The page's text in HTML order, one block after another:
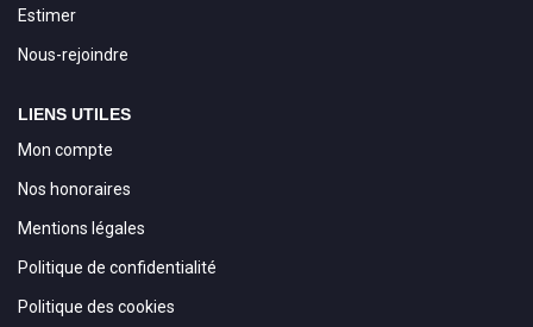
Estimer
Nous-rejoindre
LIENS UTILES
Mon compte
Nos honoraires
Mentions légales
Politique de confidentialité
Politique des cookies